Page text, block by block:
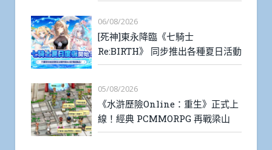
06/08/2026
[死神]東永降臨《七騎士
Re:BIRTH》 同步推出各種夏日活動
05/08/2026
《水滸歷險Online：重生》正式上
線！經典 PCMMORPG 再戰梁山